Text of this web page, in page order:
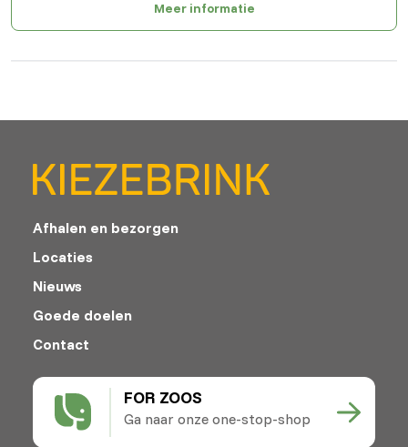
Meer informatie
FOR ZOOS
Ga naar onze one-stop-shop
Afhalen en bezorgen
Locaties
Nieuws
Goede doelen
Contact